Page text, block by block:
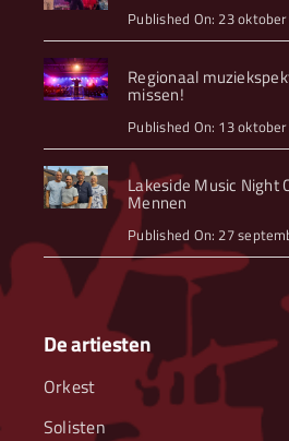
Published On: 23
Regionaal
missen!
Published On: 13
Lakeside Music Night
Mennen
Published On: 27
De artiesten
Orkest
Solisten